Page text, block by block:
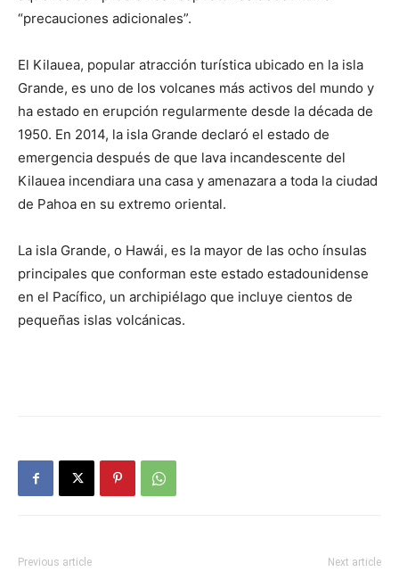
“precauciones adicionales”.
El Kilauea, popular atracción turística ubicado en la isla
Grande, es uno de los volcanes más activos del mundo y
ha estado en erupción regularmente desde la década de
1950. En 2014, la isla Grande declaró el estado de
emergencia después de que lava incandescente del
Kilauea incendiara una casa y amenazara a toda la ciudad
de Pahoa en su extremo oriental.
La isla Grande, o Hawái, es la mayor de las ocho ínsulas
principales que conforman este estado estadounidense
en el Pacífico, un archipiélago que incluye cientos de
pequeñas islas volcánicas.
Previous article Next article